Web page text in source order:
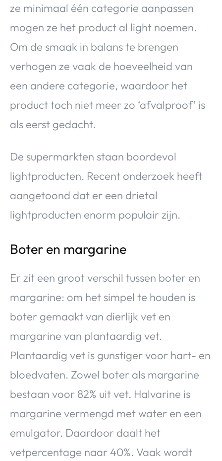
ze minimaal één categorie aanpassen
mogen ze het product al light noemen.
Om de smaak in balans te brengen
verhogen ze vaak de hoeveelheid van
een andere categorie, waardoor het
product toch niet meer zo ‘afvalproof’ is
als eerst gedacht.
De supermarkten staan boordevol
lightproducten. Recent onderzoek heeft
aangetoond dat er een drietal
lightproducten enorm populair zijn.
Boter en margarine
Er zit een groot verschil tussen boter en
margarine: om het simpel te houden is
boter gemaakt van dierlijk vet en
margarine van plantaardig vet.
Plantaardig vet is gunstiger voor hart- en
bloedvaten. Zowel boter als margarine
bestaan voor 82% uit vet. Halvarine is
margarine vermengd met water en een
emulgator. Daardoor daalt het
vetpercentage naar 40%. Vaak wordt